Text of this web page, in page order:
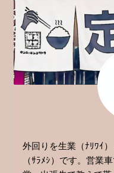
外回りを生業（ﾅﾘﾜｲ
（ｻﾗﾒｼ）です。営業